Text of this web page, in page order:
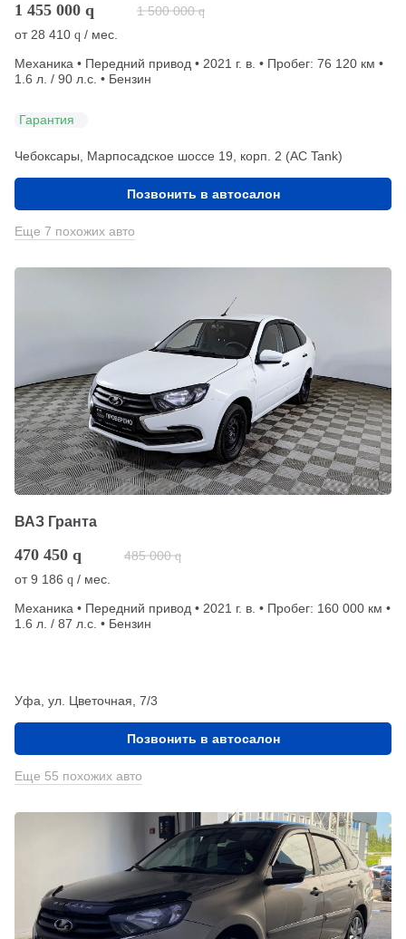
1 455 000 q 1 500 000 q
от 28 410 q / мес.
Механика • Передний привод • 2021 г. в. • Пробег: 76 120 км •
1.6 л. / 90 л.с. • Бензин
Гарантия
Чебоксары, Марпосадское шоссе 19, корп. 2 (АС Tank)
Позвонить в автосалон
Еще 7 похожих авто
ВАЗ Гранта
470 450 q 485 000 q
от9 186 q / мес.
Механика • Передний привод • 2021 г. в. • Пробег: 160 000 км •
1.6 л. / 87 л.с. • Бензин
Уфа, ул. Цветочная, 7/3
Позвонить в автосалон
Еще 55 похожих авто